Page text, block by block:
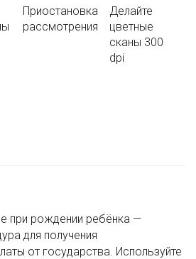
Приостановка
рассмотрения
Делайте
цветные
сканы 300
dpi
при рождении ребёнка —
для получения
от государства. Используйте